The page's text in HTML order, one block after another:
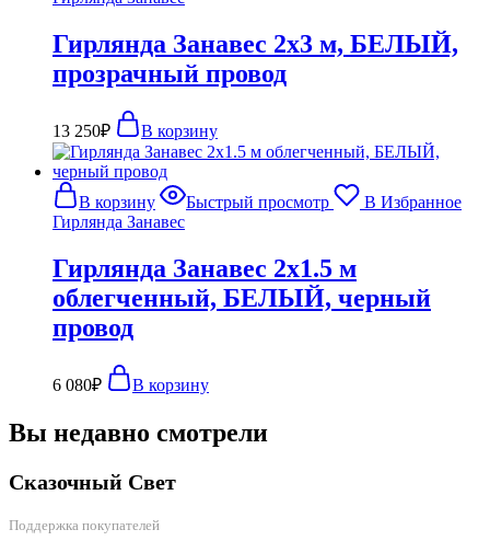
Гирлянда Занавес 2х3 м, БЕЛЫЙ,
прозрачный провод
13 250₽ В корзину
В корзину Быстрый просмотр
В Избранное
Гирлянда Занавес
Гирлянда Занавес 2х1.5 м
облегченный, БЕЛЫЙ, черный
провод
6 080₽ В корзину
Вы недавно смотрели
Сказочный Свет
Поддержка покупателей